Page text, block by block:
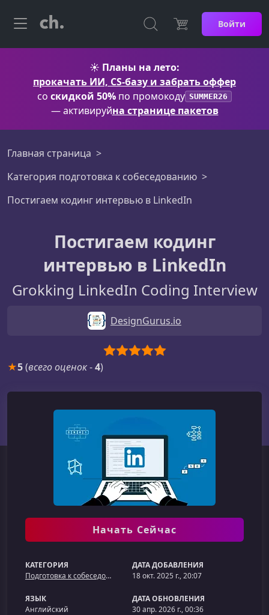
Войти
☀️ Планы на лето:
прокачать ИИ, CS-базу и забрать оффер
со скидкой 50% по промокоду SUMMER26
— активируйна странице пакетов
Главная страница
Категория подготовка к собеседованию
Постигаем кодинг интервью в LinkedIn
Постигаем кодинг
интервью в LinkedIn
Grokking LinkedIn Coding Interview
DesignGurus.io
★5(всего оценок-4)
Начать Сейчас
КАТЕГОРИЯ
Подготовка к собеседованию
ДАТА ДОБАВЛЕНИЯ
18 окт. 2025 г., 20:07
ЯЗЫК
Английский
ДАТА ОБНОВЛЕНИЯ
30 апр. 2026 г., 00:36